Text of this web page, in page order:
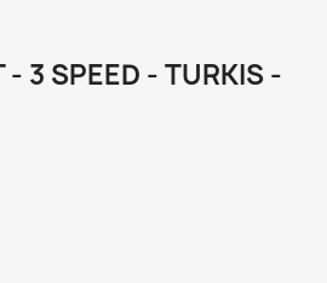
- 3 SPEED - TURKIS -